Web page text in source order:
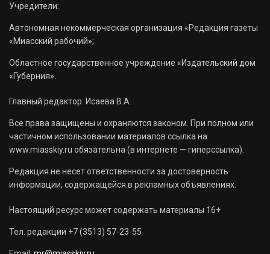
Учредители:
Автономная некоммерческая организация «Редакция газеты
«Миасский рабочий»;
Областное государственное учреждение «Издательский дом
«Губерния».
Главный редактор: Исаева В.А.
Все права защищены и охраняются законом. При полном или
частичном использовании материалов ссылка на
www.miasskiy.ru обязательна (в интернете — гиперссылка).
Редакция не несет ответственности за достоверность
информации, содержащейся в рекламных объявлениях.
Настоящий ресурс может содержать материалы 16+
Тел. редакции +7 (3513) 57-23-55